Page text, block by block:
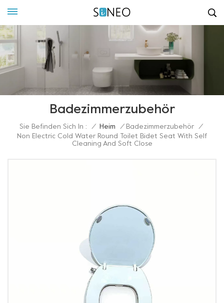
Badezimmerzubehör
Sie Befinden Sich In : / Heim / Badezimmerzubehör
/
Non Electric Cold Water Round Toilet Bidet Seat With Self
Cleaning And Soft Close